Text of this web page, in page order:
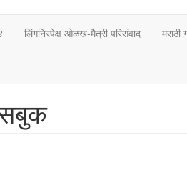
लिंगनिरपेक्ष ओळख-मैत्री परिसंवाद मराठी